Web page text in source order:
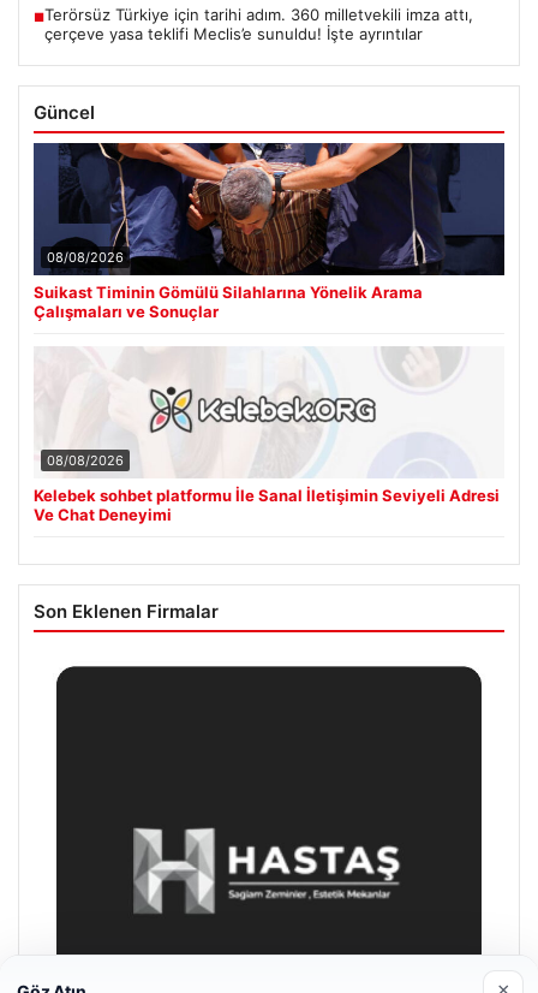
■Terörsüz Türkiye için tarihi adım. 360 milletvekili imza attı,
çerçeve yasa teklifi Meclis’e sunuldu! İşte ayrıntılar
Güncel
08/08/2026
Suikast Timinin Gömülü Silahlarına Yönelik Arama
Çalışmaları ve Sonuçlar
08/08/2026
Kelebek sohbet platformu İle Sanal İletişimin Seviyeli Adresi
Ve Chat Deneyimi
Son Eklenen Firmalar